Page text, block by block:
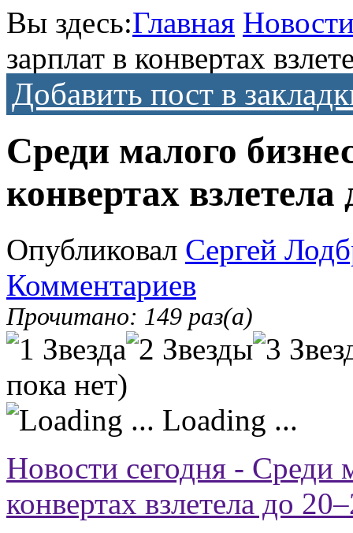
Вы здесь:Главная
зарплат в конвертах
Добавить пост в
Среди малого
конвертах
Опубликовал Сергей
Комментариев
Прочитано: 149 раз(а)
пока нет)
Loading ...
Новости сегодня - Среди
конвертах взлетела до